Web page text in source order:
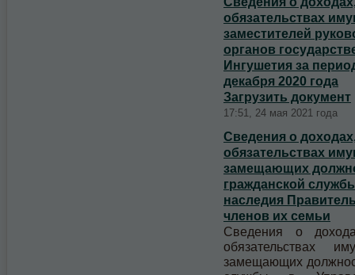
обязательствах
заместителей
органов
Ингушетия за
декабря 2020 года
Загрузить документ
17:51, 24 мая 2021 года
Cведения о
обязательствах
замещающих
гражданской
наследия
членов их семьи
Сведения о
обязательствах
замещающих